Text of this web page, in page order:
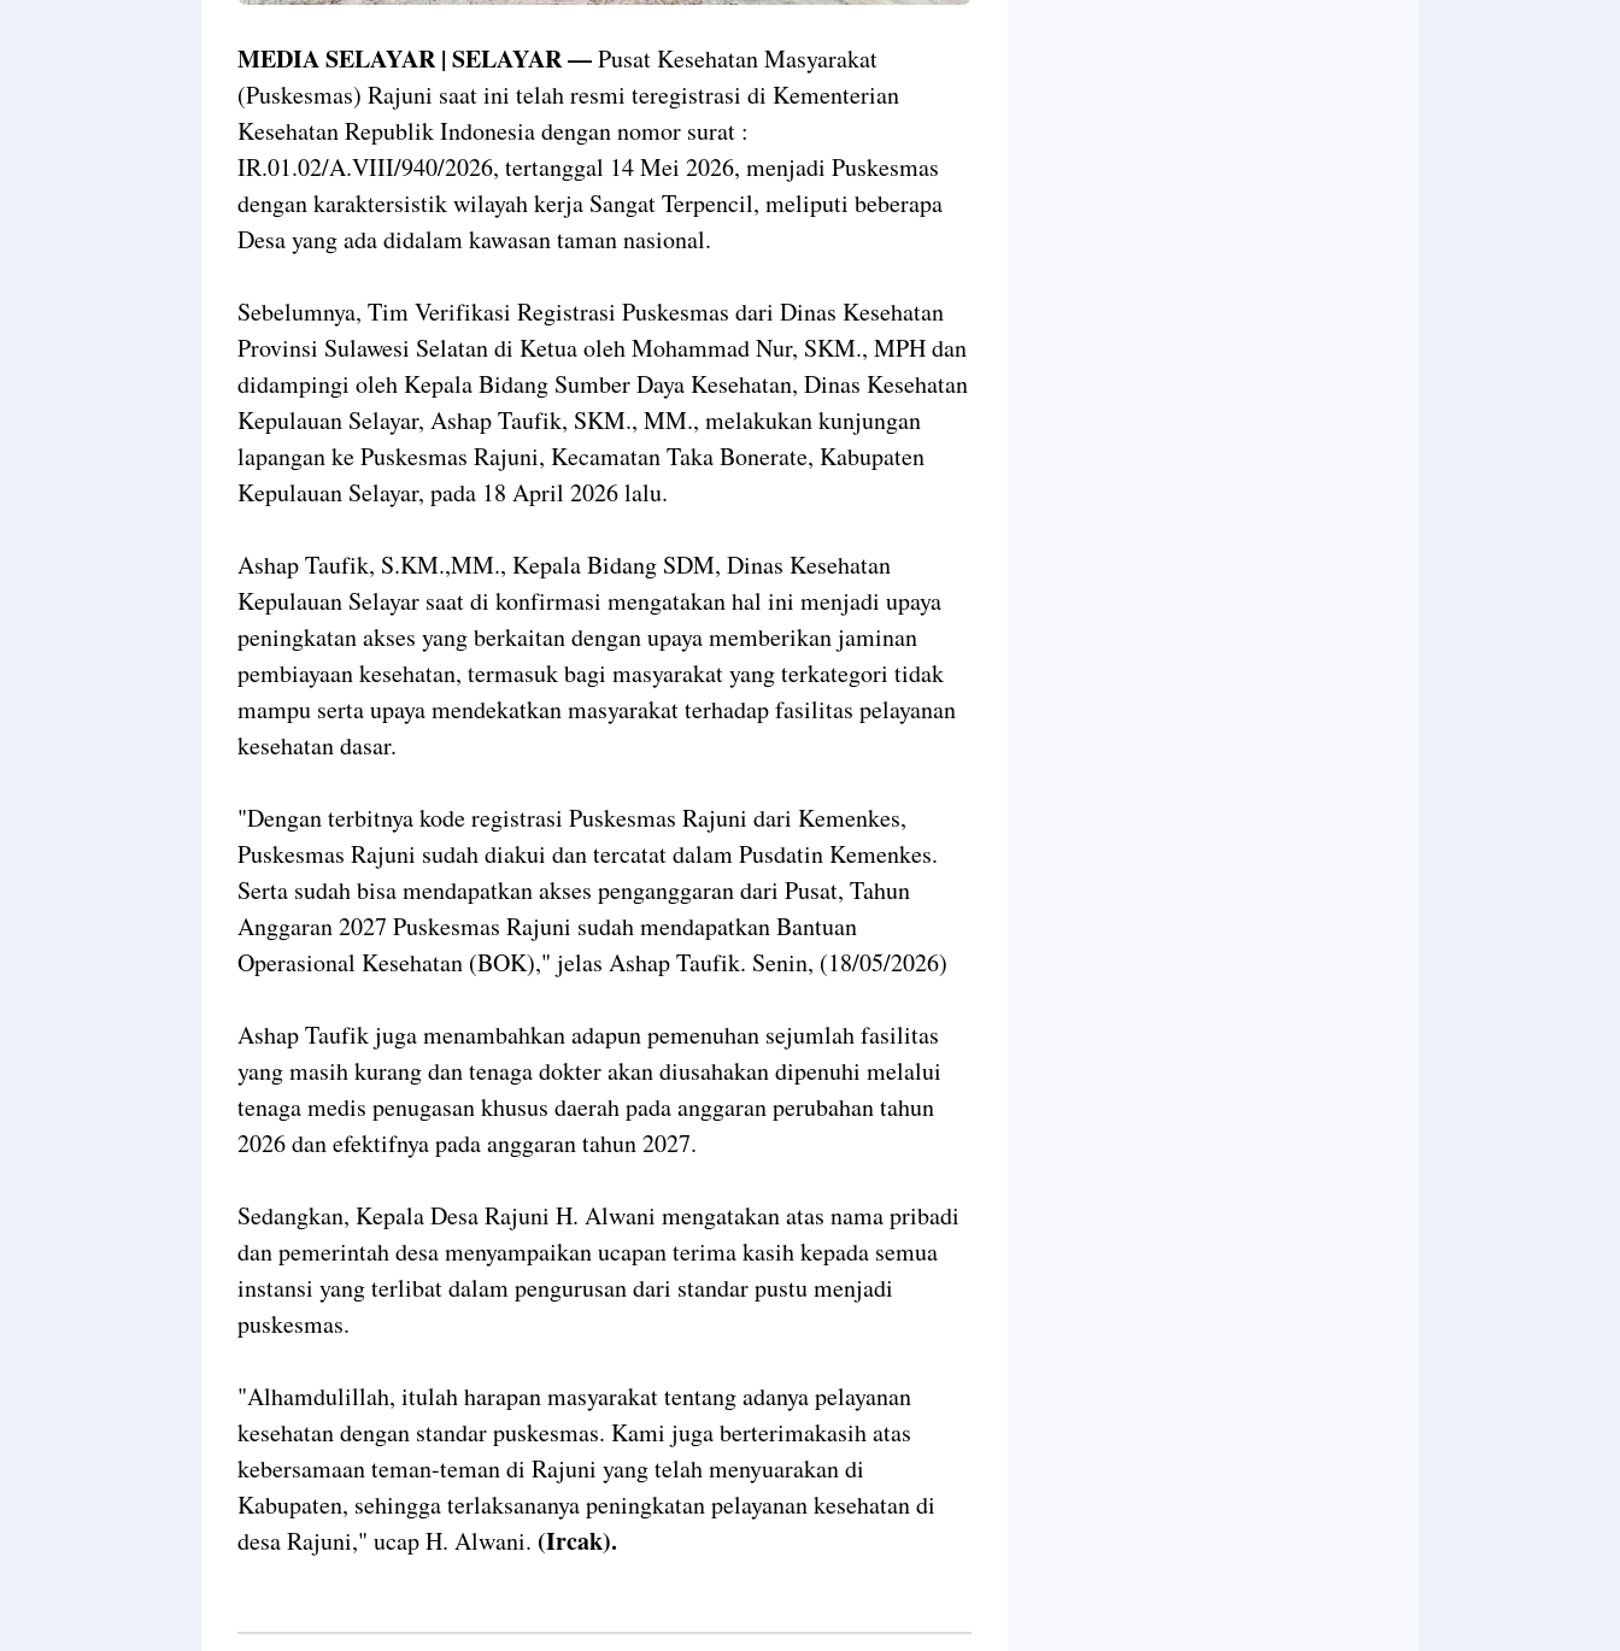
MEDIA SELAYAR | SELAYAR —Pusat Kesehatan Masyarakat
(Puskesmas) Rajuni saat ini telah resmi teregistrasi di Kementerian
Kesehatan Republik Indonesia dengan nomor surat :
IR.01.02/A.VIII/940/2026, tertanggal 14 Mei 2026, menjadi Puskesmas
dengan karaktersistik wilayah kerja Sangat Terpencil, meliputi beberapa
Desa yang ada didalam kawasan taman nasional.
Sebelumnya, Tim Verifikasi Registrasi Puskesmas dari Dinas Kesehatan
Provinsi Sulawesi Selatan di Ketua oleh Mohammad Nur, SKM., MPH dan
didampingi oleh Kepala Bidang Sumber Daya Kesehatan, Dinas Kesehatan
Kepulauan Selayar, Ashap Taufik, SKM., MM., melakukan kunjungan
lapangan ke Puskesmas Rajuni, Kecamatan Taka Bonerate, Kabupaten
Kepulauan Selayar, pada 18 April 2026 lalu.
Ashap Taufik, S.KM.,MM., Kepala Bidang SDM, Dinas Kesehatan
Kepulauan Selayar saat di konfirmasi mengatakan hal ini menjadi upaya
peningkatan akses yang berkaitan dengan upaya memberikan jaminan
pembiayaan kesehatan, termasuk bagi masyarakat yang terkategori tidak
mampu serta upaya mendekatkan masyarakat terhadap fasilitas pelayanan
kesehatan dasar.
"Dengan terbitnya kode registrasi Puskesmas Rajuni dari Kemenkes,
Puskesmas Rajuni sudah diakui dan tercatat dalam Pusdatin Kemenkes.
Serta sudah bisa mendapatkan akses penganggaran dari Pusat, Tahun
Anggaran 2027 Puskesmas Rajuni sudah mendapatkan Bantuan
Operasional Kesehatan (BOK)," jelas Ashap Taufik. Senin, (18/05/2026)
Ashap Taufik juga menambahkan adapun pemenuhan sejumlah fasilitas
yang masih kurang dan tenaga dokter akan diusahakan dipenuhi melalui
tenaga medis penugasan khusus daerah pada anggaran perubahan tahun
2026 dan efektifnya pada anggaran tahun 2027.
Sedangkan, Kepala Desa Rajuni H. Alwani mengatakan atas nama pribadi
dan pemerintah desa menyampaikan ucapan terima kasih kepada semua
instansi yang terlibat dalam pengurusan dari standar pustu menjadi
puskesmas.
"Alhamdulillah, itulah harapan masyarakat tentang adanya pelayanan
kesehatan dengan standar puskesmas. Kami juga berterimakasih atas
kebersamaan teman-teman di Rajuni yang telah menyuarakan di
Kabupaten, sehingga terlaksananya peningkatan pelayanan kesehatan di
desa Rajuni," ucap H. Alwani. (Ircak).